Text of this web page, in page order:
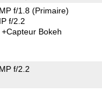
f/1.8(Primaire)
f/2.2
+Capteur Bokeh
f/2.2